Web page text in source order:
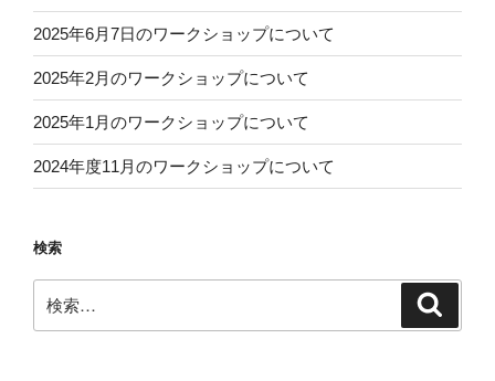
2025年6月7日のワークショップについて
2025年2月のワークショップについて
2025年1月のワークショップについて
2024年度11月のワークショップについて
検索
索: